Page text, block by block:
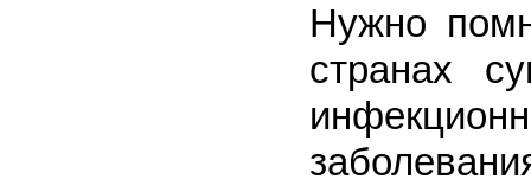
Нужно
странах